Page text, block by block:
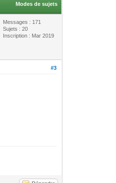
Modes de sujets
Messages : 171
Sujets : 20
Inscription : Mar 2019
#3